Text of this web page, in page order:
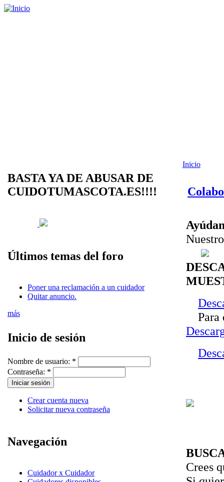
BASTA YA DE ABUSAR DE
CUIDOTUMASCOTA.ES!!!!
Últimos temas del foro
Poner una reclamación a un cuidador
Quitar anuncio.
más
Inicio de sesión
Nombre de usuario: *
Contraseña: *
Crear cuenta nueva
Solicitar nueva contraseña
Navegación
Cuidador x Cuidador
Inicio
Para
Crees